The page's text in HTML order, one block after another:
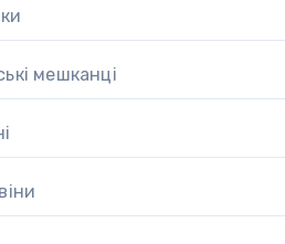
мешканці